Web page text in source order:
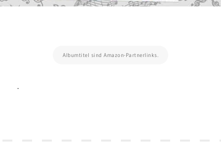
Albumtitel sind Amazon-Partnerlinks.
.